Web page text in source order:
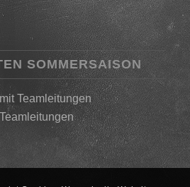
SOMMERSAISON
Teamleitungen